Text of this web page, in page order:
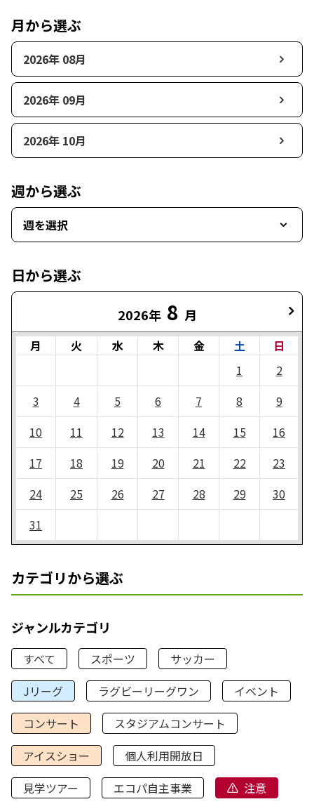
月から選ぶ
2026年 08月
2026年 09月
2026年 10月
週から選ぶ
週を選択
日から選ぶ
2026年 8 月
月 火 水 木 金 土
日
1
2
3
4 5 6 7 8
9
10
11 12 13 14 15
16
17
18 19 20 21 22
23
24
25 26 27 28 29
30
31
カテゴリから選ぶ
ジャンルカテゴリ
すべて スポーツ
サッカー
Jリーグ
ラグビーリーグワン
イベント
コンサート
スタジアムコンサート
アイスショー
個人利用開放日
見学ツアー
エコパ自主事業
注意